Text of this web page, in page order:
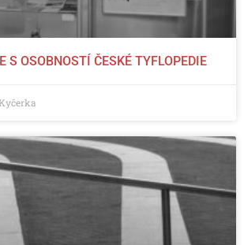
S OSOBNOSTÍ ČESKÉ TYFLOPEDIE